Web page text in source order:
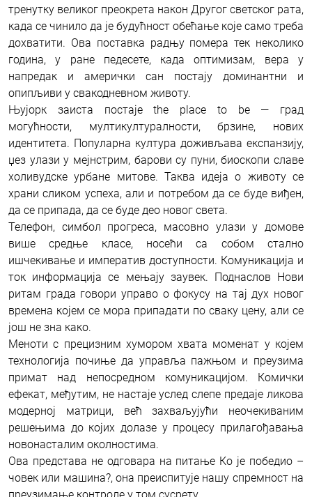
тренутку великог преокрета након Другог светског рата,
када се чинило да је будућност обећање које само треба
дохватити. Ова поставка радњу помера тек неколико
година, у ране педесете, када оптимизам, вера у
напредак и амерички сан постају доминантни и
опипљиви у свакодневном животу.
Њујорк заиста постаје the place to be — град
могућности, мултикултуралности, брзине, нових
идентитета. Популарна култура доживљава експанзију,
џез улази у мејнстрим, барови су пуни, биоскопи славе
холивудске урбане митове. Таква идеја о животу се
храни сликом успеха, али и потребом да се буде виђен,
да се припада, да се буде део новог света.
Телефон, симбол прогреса, масовно улази у домове
више средње класе, носећи са собом стално
ишчекивање и императив доступности. Комуникација и
ток информација се мењају заувек. Поднаслов Нови
ритам града говори управо о фокусу на тај дух новог
времена којем се мора припадати по сваку цену, али се
још не зна како.
Меноти с прецизним хумором хвата моменат у којем
технологија почиње да управља пажњом и преузима
примат над непосредном комуникацијом. Комички
ефекат, међутим, не настаје услед слепе предаје ликова
модерној матрици, већ захваљујући неочекиваним
решењима до којих долазе у процесу прилагођавања
новонасталим околностима.
Ова представа не одговара на питање Ко је победио –
човек или машина?, она преиспитује нашу спремност на
преузимање контроле у том сусрету.